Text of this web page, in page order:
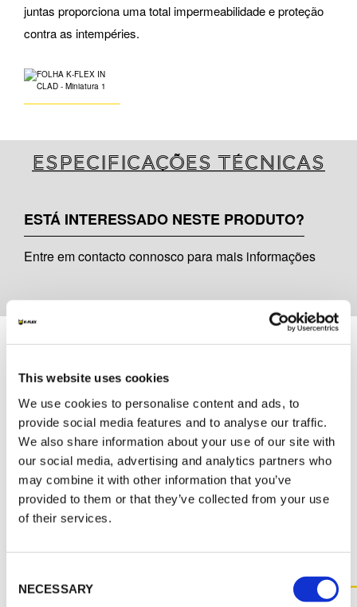
This website uses cookies
We use cookies to personalise content and ads, to
provide social media features and to analyse our traffic.
We also share information about your use of our site with
our social media, advertising and analytics partners who
may combine it with other information that you’ve
provided to them or that they’ve collected from your use
of their services.
Selection
NECESSARY
juntas proporciona uma total impermeabilidade e proteção
contra as intempéries.
Especificações técnicas
ESTÁ INTERESSADO NESTE PRODUTO?
Entre em contacto connosco para mais informações
MARKETING
K-FLEX CATALOGO GENERAL
MAIS DOCUMENTOS